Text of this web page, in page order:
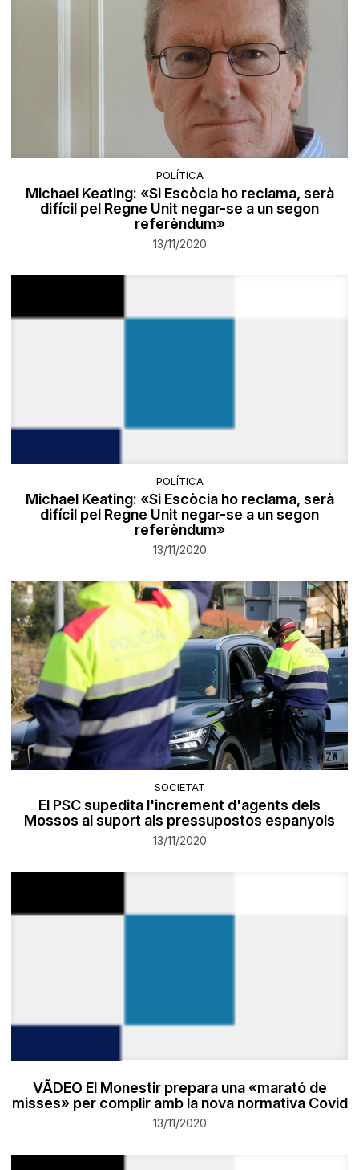
POLÍTICA
Michael Keating: «Si Escòcia ho reclama, serà
difícil pel Regne Unit negar-se a un segon
referèndum»
13/11/2020
POLÍTICA
Michael Keating: «Si Escòcia ho reclama, serà
difícil pel Regne Unit negar-se a un segon
referèndum»
13/11/2020
SOCIETAT
El PSC supedita l'increment d'agents dels
Mossos al suport als pressupostos espanyols
13/11/2020
VÃDEO El Monestir prepara una «marató de
misses» per complir amb la nova normativa Covid
13/11/2020